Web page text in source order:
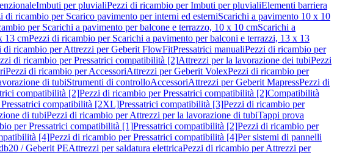
Imbuti per pluvialiPezzi di ricambio per Imbuti per pluvialiElementi barriera
di ricambio per Scarico pavimento per interni ed esterniScarichi a pavimento 10 x 10
per Scarichi a pavimento per balcone e terrazzo, 10 x 10 cmScarichi a
13 cmPezzi di ricambio per Scarichi a pavimento per balconi e terrazzi, 13 x 13
di ricambio per Attrezzi per Geberit FlowFitPressatrici manualiPezzi di ricambio per
di ricambio per Pressatrici compatibilità [2]Attrezzi per la lavorazione dei tubiPezzi
Pezzi di ricambio per AccessoriAttrezzi per Geberit VolexPezzi di ricambio per
di tubiStrumenti di controlloAccessoriAttrezzi per Geberit MapressPezzi di
compatibilità [2]Pezzi di ricambio per Pressatrici compatibilità [2]Compatibilità
compatibilità [2XL]Pressatrici compatibilità [3]Pezzi di ricambio per
di tubiPezzi di ricambio per Attrezzi per la lavorazione di tubiTappi prova
per Pressatrici compatibilità [1]Pressatrici compatibilità [2]Pezzi di ricambio per
[4]Pezzi di ricambio per Pressatrici compatibilità [4]Per sistemi di pannelli
/ Geberit PEAttrezzi per saldatura elettricaPezzi di ricambio per Attrezzi per